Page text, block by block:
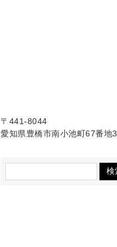
〒441-8044
愛知県豊橋市南小池町67番地3